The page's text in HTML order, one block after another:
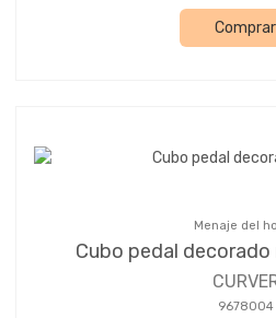
Comprar
Menaje del
Cubo pedal
9678004